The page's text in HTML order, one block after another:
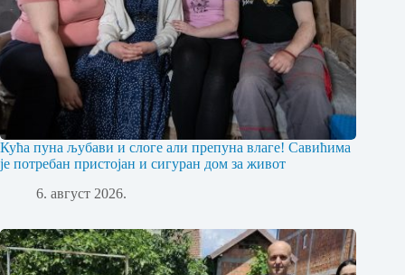
Кућа пуна љубави и слоге али препуна влаге! Савићима
је потребан пристојан и сигуран дом за живот
6. август 2026.